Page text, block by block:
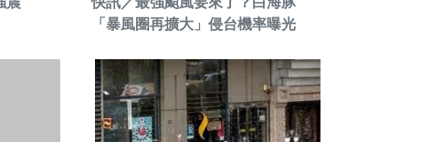
「暴風圈再擴大」侵台機率曝光